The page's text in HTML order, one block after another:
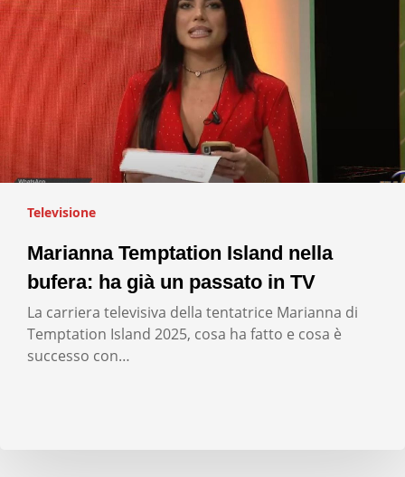
Televisione
Marianna Temptation Island nella
bufera: ha già un passato in TV
La carriera televisiva della tentatrice Marianna di
Temptation Island 2025, cosa ha fatto e cosa è
successo con…